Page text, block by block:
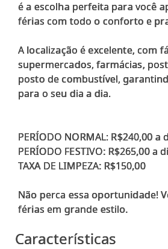
é a escolha perfeita para você
férias com todo o conforto e
A localização é excelente, com
supermercados, farmácias,
posto de combustível,
para o seu dia a dia.
PERÍODO NORMAL: R$240,00 a
PERÍODO FESTIVO: R$265,00 a
TAXA DE LIMPEZA: R$150,00
Não perca essa oportunidade!
Características